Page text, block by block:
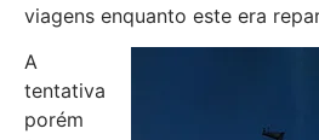
viagens enquanto este era
A
tentativa
porém